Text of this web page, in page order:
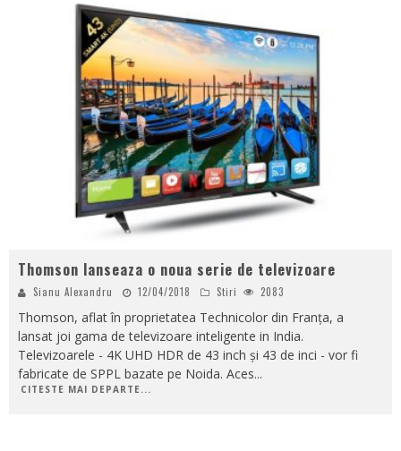
Thomson lanseaza o noua serie de televizoare
Sianu Alexandru 12/04/2018 Stiri 2083
Thomson, aflat în proprietatea Technicolor din Franța, a
lansat joi gama de televizoare inteligente in India.
Televizoarele - 4K UHD HDR de 43 inch și 43 de inci - vor fi
fabricate de SPPL bazate pe Noida. Aces...
CITESTE MAI DEPARTE...